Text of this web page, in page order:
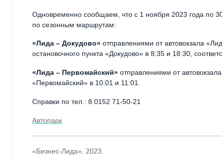
Одновременно сообщаем, что с 1 ноября 2023 года по
по сезонным маршрутам:
«Лида – Докудово» отправлениями от автовокзала
остановочного пункта «Докудово» в 8:35 и 18:30,
«Лида – Первомайский» отправлениями от
«Первомайский» в 10:01 и 11:01.
Справки по тел.: 8 0152 71-50-21
Автопарк
«Бизнес-Лида», 2023.